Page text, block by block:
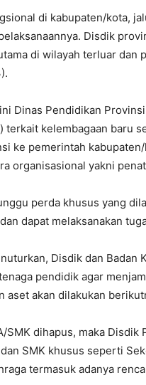
di kabupaten/kota,
Disdik
di wilayah terluar dan
Dinas Pendidikan
terkait kelembagaan baru
ke pemerintah
organisasional yakni
perda khusus yang
dapat melaksanakan
Disdik dan Badan
pendidik agar
aset akan dilakukan
SMK dihapus, maka
SMK khusus seperti
termasuk adanya